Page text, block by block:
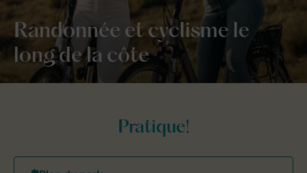
Randonnée et cyclisme le
long de la côte
Pratique!